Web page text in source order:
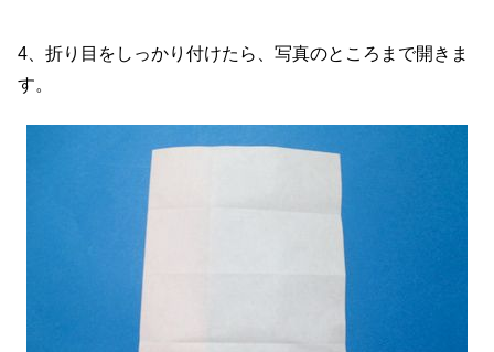
4、折り目をしっかり付けたら、写真のところまで開きま
す。